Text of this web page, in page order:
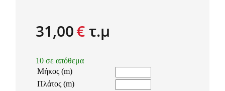
31,00€τ.μ
10 σε απόθεμα
Μήκος (m)
Πλάτος (m)